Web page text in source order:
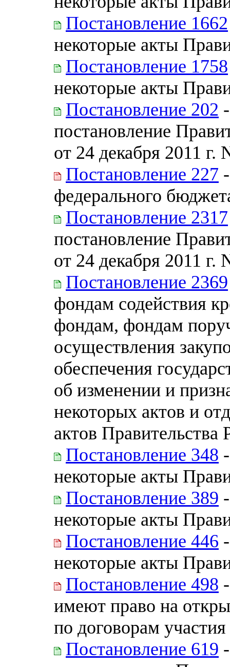
Постановление 1662
некоторые акты
Постановление 1758
некоторые акты
Постановление 202
постановление
от 24 декабря 2011 г.
Постановление 227
федерального
Постановление 2317
постановление
от 24 декабря 2011 г.
Постановление 2369
фондам содействия
фондам, фондам
осуществления
обеспечения
об изменении и
некоторых актов и
актов
Постановление 348
некоторые акты
Постановление 389
некоторые акты
Постановление 446
некоторые акты
Постановление 498
имеют право на
по договорам
Постановление 619